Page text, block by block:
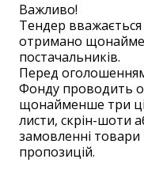
Важливо!
Тендер
отримано
постачальників.
Перед
Фонду проводить
щонайменше три
листи, скрін-шоти
замовленні
пропозицій.